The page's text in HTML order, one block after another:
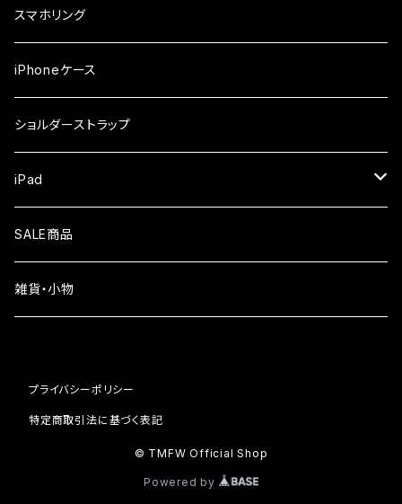
ガラスフィルム
らくらくスマホ
ガラスフィルム
OPPO
ガラスフィルム
Xiaomi
ガラスフィルム
iPhone17ProMax
iPhone16
iPhone15
iPhone13
スマホリング
iPhoneケース
ショルダーストラップ
iPad
液晶フィルム
SALE商品
雑貨・小物
プライバシーポリシー
特定商取引法に基づく表記
© TMFW Official Shop
Powered by